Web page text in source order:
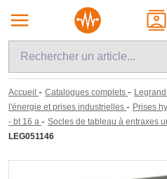
Accueil - Catalogues complets - Legrand
l'énergie et prises industrielles - Prises
- bt 16 a - Socles de tableau à entraxes
LEG051146